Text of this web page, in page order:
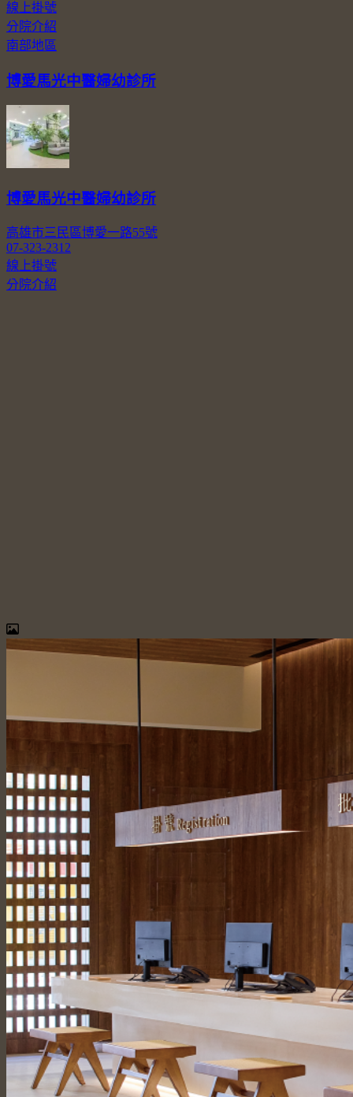
線上掛號
分院介紹
南部地區
博愛馬光中醫婦幼診所
博愛馬光中醫婦幼診所
高雄市三民區博愛一路55號
07-323-2312
線上掛號
分院介紹